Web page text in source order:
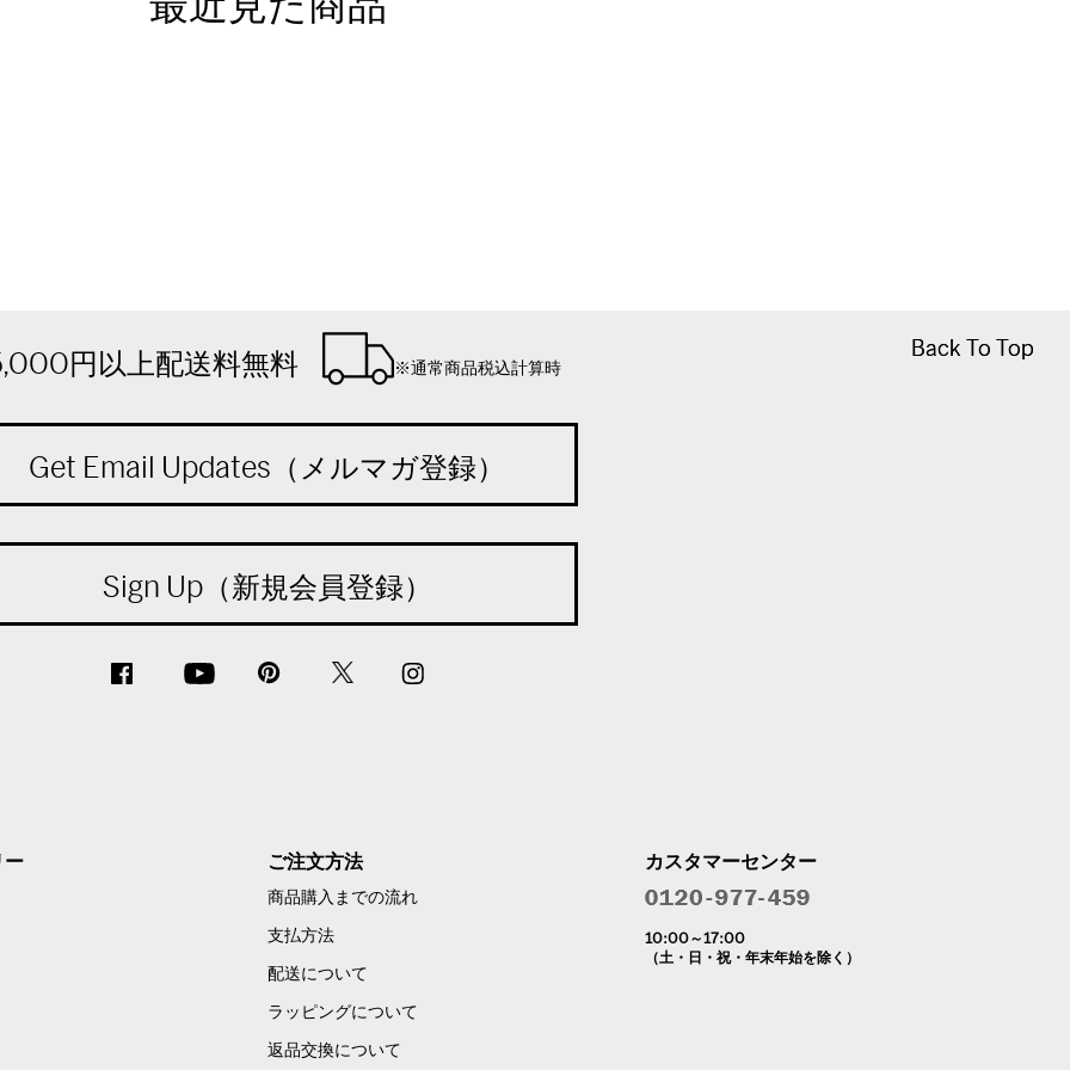
Back To Top
Back To Top
円以上配送料無料 ※通常商品税込計算時
Get Email Updates（メルマガ登録）
Sign Up（新規会員登録）
ー ご注文方法
商品購入までの流れ
支払方法
配送について
ラッピングについて
返品交換について
カスタマーセンター
10:00～17:00
（土・日・祝・年末年始を除く）